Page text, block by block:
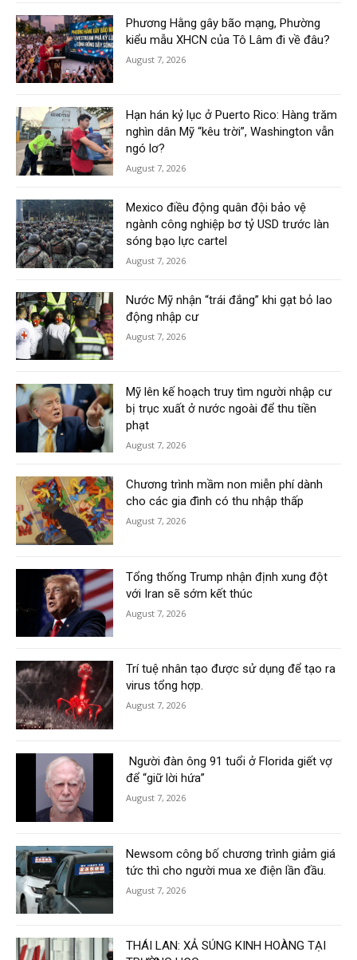
Phương Hằng gây bão mạng, Phường
kiểu mẫu XHCN của Tô Lâm đi về đâu?
August 7, 2026
Hạn hán kỷ lục ở Puerto Rico: Hàng trăm
nghìn dân Mỹ “kêu trời”, Washington vẫn
ngó lơ?
August 7, 2026
Mexico điều động quân đội bảo vệ
ngành công nghiệp bơ tỷ USD trước làn
sóng bạo lực cartel
August 7, 2026
Nước Mỹ nhận “trái đắng” khi gạt bỏ lao
động nhập cư
August 7, 2026
Mỹ lên kế hoạch truy tìm người nhập cư
bị trục xuất ở nước ngoài để thu tiền
phạt
August 7, 2026
Chương trình mầm non miễn phí dành
cho các gia đình có thu nhập thấp
August 7, 2026
Tổng thống Trump nhận định xung đột
với Iran sẽ sớm kết thúc
August 7, 2026
Trí tuệ nhân tạo được sử dụng để tạo ra
virus tổng hợp.
August 7, 2026
Người đàn ông 91 tuổi ở Florida giết vợ
để “giữ lời hứa”
August 7, 2026
Newsom công bố chương trình giảm giá
tức thì cho người mua xe điện lần đầu.
August 7, 2026
THÁI LAN: XẢ SÚNG KINH HOÀNG TẠI